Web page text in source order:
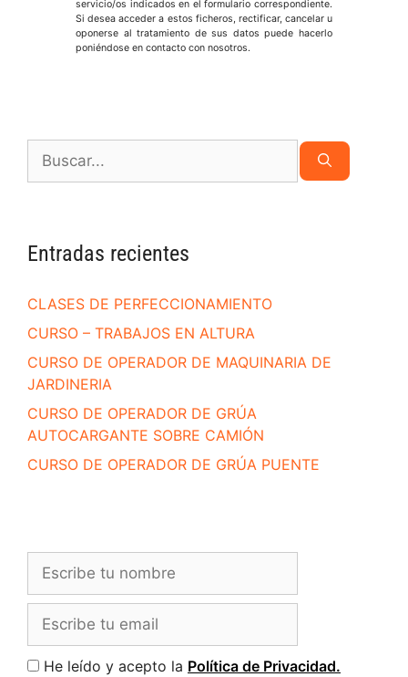
servicio/os indicados en el formulario correspondiente.
Si desea acceder a estos ficheros, rectificar, cancelar u
oponerse al tratamiento de sus datos puede hacerlo
poniéndose en contacto con nosotros.
Entradas recientes
CLASES DE PERFECCIONAMIENTO
CURSO – TRABAJOS EN ALTURA
CURSO DE OPERADOR DE MAQUINARIA DE
JARDINERIA
CURSO DE OPERADOR DE GRÚA
AUTOCARGANTE SOBRE CAMIÓN
CURSO DE OPERADOR DE GRÚA PUENTE
He leído y acepto la Política de Privacidad.